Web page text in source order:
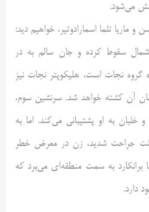
ماریا تلما اسمارادوتیر، خواهیم دید:
سقوط کرده و جان سالم به در
نجات است، هلیکوپتر نجات نیز
آن کشته خواهد شد. سرنشین سوم،
به او پشتیبانی می‌کند. اما به
جراحت شدید، زن در معرض خطر
برانکارد به سمت منطقه‌ای می‌برد که
دارد.